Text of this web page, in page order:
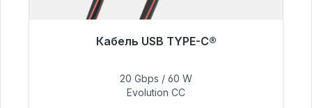
Кабель USB TYPE-C®
поставки 48 часов*
20 Gbps / 60 W
Evolution CC